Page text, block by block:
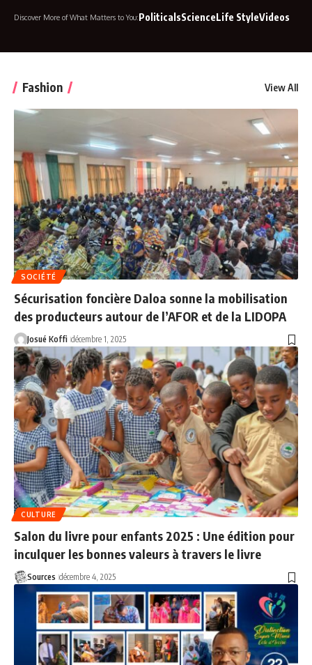
Discover More of What Matters to You:PoliticalsScienceLife StyleVideos
Fashion View All
SOCIÉTÉ
Sécurisation foncière Daloa sonne la mobilisation
des producteurs autour de l’AFOR et de la LIDOPA
Josué Koffi décembre 1, 2025
CULTURE
Salon du livre pour enfants 2025 : Une édition pour
inculquer les bonnes valeurs à travers le livre
Sources décembre 4, 2025